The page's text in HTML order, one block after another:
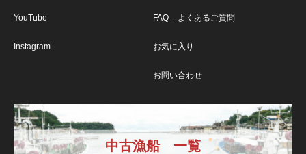
YouTube
Instagram
FAQ – よくあるご質問
お気に入り
お問い合わせ
中古漁船 一覧